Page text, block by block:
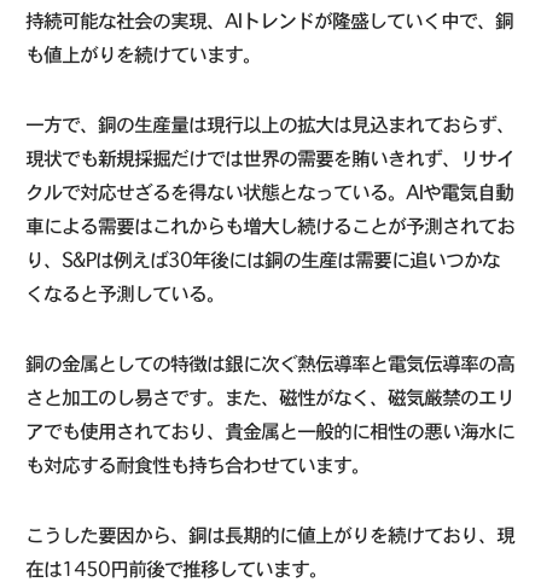
持続可能な社会の実現、AIトレンドが隆盛していく中で、銅
も値上がりを続けています。
一方で、銅の生産量は現行以上の拡大は見込まれておらず、
現状でも新規採掘だけでは世界の需要を賄いきれず、リサイ
クルで対応せざるを得ない状態となっている。AIや電気自動
車による需要はこれからも増大し続けることが予測されてお
り、S&Pは例えば30年後には銅の生産は需要に追いつかな
くなると予測している。
銅の金属としての特徴は銀に次ぐ熱伝導率と電気伝導率の高
さと加工のし易さです。また、磁性がなく、磁気厳禁のエリ
アでも使用されており、貴金属と一般的に相性の悪い海水に
も対応する耐食性も持ち合わせています。
こうした要因から、銅は長期的に値上がりを続けており、現
在は1450円前後で推移しています。